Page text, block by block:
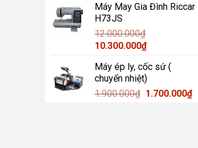
Máy May Gia Đình Riccar
H73JS
12.000.000₫
Giá
là:
12.000.000₫.
10.300.000₫Giá
tại
là:
10.300.000₫.
Máy ép ly, cốc sứ (
chuyển nhiệt)
1.900.000₫ Giá
1.700.000₫